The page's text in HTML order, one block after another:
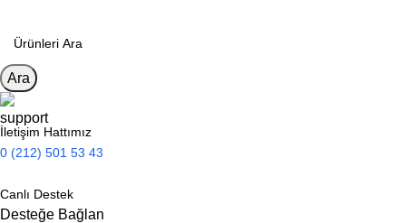
Ara
İletişim Hattımız
0 (212) 501 53 43
Canlı Destek
Desteğe Bağlan